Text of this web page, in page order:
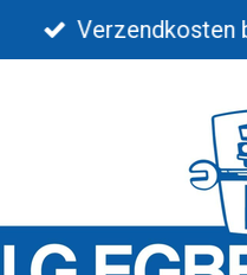
Verzendkosten